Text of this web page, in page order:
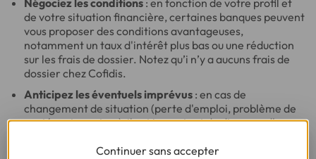
de votre situation financière, certaines banques peuvent
vous proposer des conditions avantageuses,
notamment un taux d'intérêt plus bas ou une réduction
sur les frais de dossier. Notez qu’i n’y a aucuns frais de
dossier chez Cofidis.
Anticipez les éventuels imprévus : en cas de
changement de situation (perte d'emploi, problème de
santé, entre autres), il est important de disposer d'une
financières. Privilégiez des mensualités qui ne pèsent
Continuer sans accepter